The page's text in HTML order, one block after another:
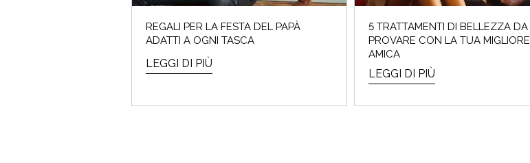
REGALI PER LA FESTA DEL PAPÀ
ADATTI A OGNI TASCA
LEGGI DI PIÙ
5 TRATTAMENTI DI BELLEZZA DA
PROVARE CON LA TUA MIGLIORE
AMICA
LEGGI DI PIÙ